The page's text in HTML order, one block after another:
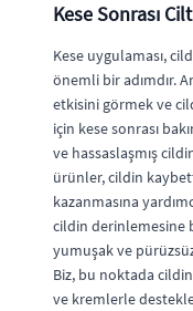
Kese Sonrası
Kese uygulaması,
önemli bir adımdır.
etkisini görmek ve
için kese sonrası
ve hassaslaşmış
ürünler, cildin
kazanmasına
cildin derinlemesine
yumuşak ve
Biz, bu noktada
ve kremlerle